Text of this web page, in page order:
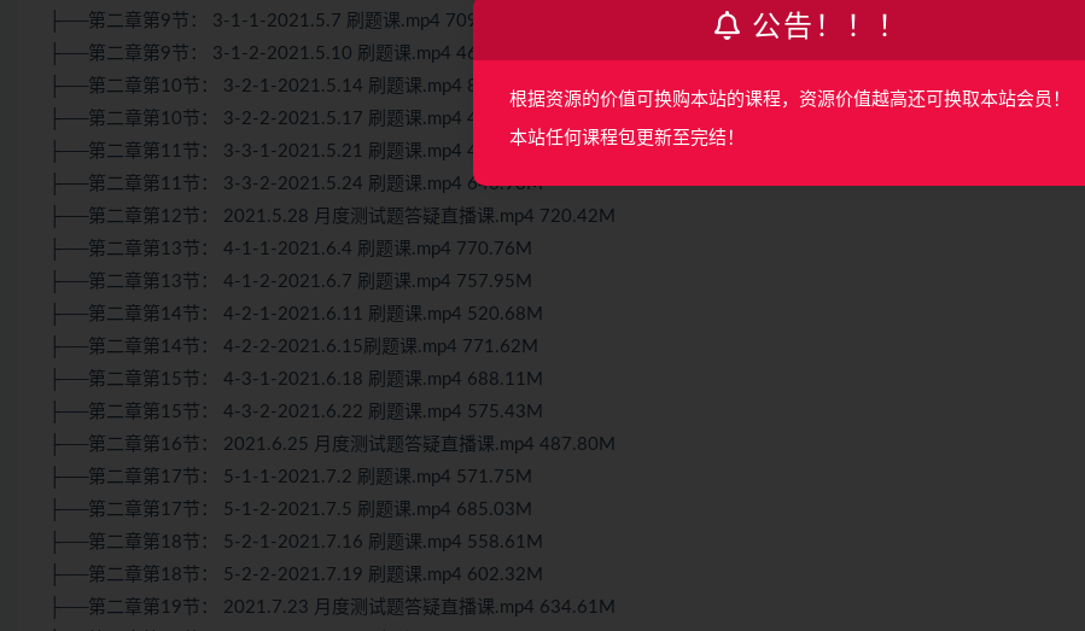
├──第二章第9节： 3-1-1-2021.5.7 刷题课.mp4 709.73M
├──第二章第9节： 3-1-2-2021.5.10 刷题课.mp4 462.70M
├──第二章第10节： 3-2-1-2021.5.14 刷题课.mp4 843.90M
├──第二章第10节： 3-2-2-2021.5.17 刷题课.mp4 492.37M
├──第二章第11节： 3-3-1-2021.5.21 刷题课.mp4 467.66M
├──第二章第11节： 3-3-2-2021.5.24 刷题课.mp4 646.98M
├──第二章第12节： 2021.5.28 月度测试题答疑直播课.mp4 720.42M
├──第二章第13节： 4-1-1-2021.6.4 刷题课.mp4 770.76M
├──第二章第13节： 4-1-2-2021.6.7 刷题课.mp4 757.95M
├──第二章第14节： 4-2-1-2021.6.11 刷题课.mp4 520.68M
├──第二章第14节： 4-2-2-2021.6.15刷题课.mp4 771.62M
├──第二章第15节： 4-3-1-2021.6.18 刷题课.mp4 688.11M
├──第二章第15节： 4-3-2-2021.6.22 刷题课.mp4 575.43M
├──第二章第16节： 2021.6.25 月度测试题答疑直播课.mp4 487.80M
├──第二章第17节： 5-1-1-2021.7.2 刷题课.mp4 571.75M
├──第二章第17节： 5-1-2-2021.7.5 刷题课.mp4 685.03M
├──第二章第18节： 5-2-1-2021.7.16 刷题课.mp4 558.61M
├──第二章第18节： 5-2-2-2021.7.19 刷题课.mp4 602.32M
├──第二章第19节： 2021.7.23 月度测试题答疑直播课.mp4 634.61M
公告！！！
根据资源的价值可换购本站的课程，资源价值越高还可换取本站会员！
本站任何课程包更新至完结！